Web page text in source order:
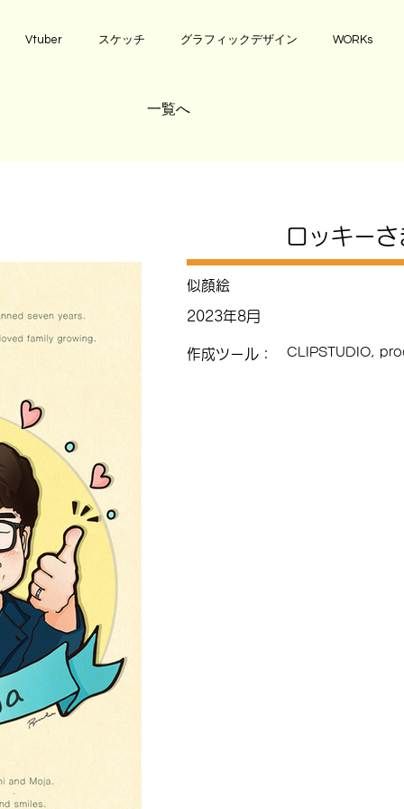
Vtuber スケッチ グラフィックデザイン WORKs
一覧へ
ロッキー
似顔絵
2023年8月
作成ツール： CLIPSTUDIO,